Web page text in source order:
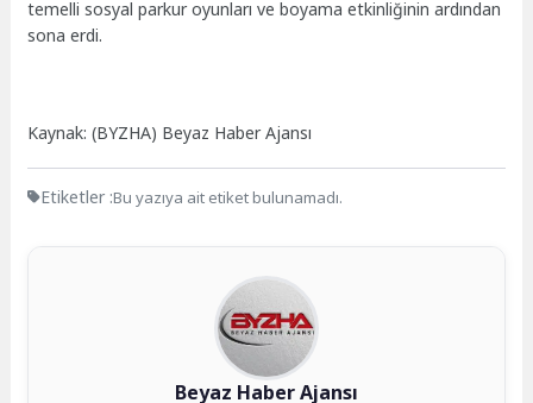
temelli sosyal parkur oyunları ve boyama etkinliğinin ardından
sona erdi.
Kaynak: (BYZHA) Beyaz Haber Ajansı
Etiketler :Bu yazıya ait etiket bulunamadı.
Beyaz Haber Ajansı